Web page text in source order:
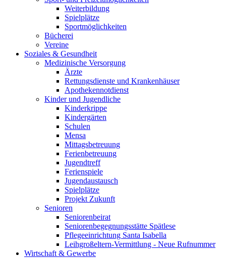
Weiterbildung
Spielplätze
Sportmöglichkeiten
Bücherei
Vereine
Soziales & Gesundheit
Medizinische Versorgung
Ärzte
Rettungsdienste und Krankenhäuser
Apothekennotdienst
Kinder und Jugendliche
Kinderkrippe
Kindergärten
Schulen
Mensa
Mittagsbetreuung
Ferienbetreuung
Jugendtreff
Ferienspiele
Jugendaustausch
Spielplätze
Projekt Zukunft
Senioren
Seniorenbeirat
Seniorenbegegnungsstätte Spätlese
Pflegeeinrichtung Santa Isabella
Leihgroßeltern-Vermittlung - Neue Rufnummer
Wirtschaft & Gewerbe